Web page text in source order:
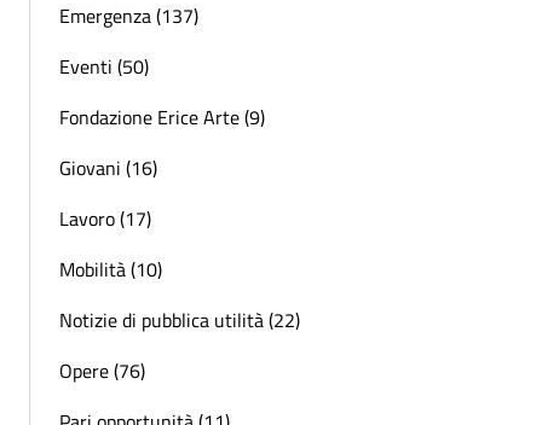
Emergenza (137)
Eventi (50)
Fondazione Erice Arte (9)
Giovani (16)
Lavoro (17)
Mobilità (10)
Notizie di pubblica utilità (22)
Opere (76)